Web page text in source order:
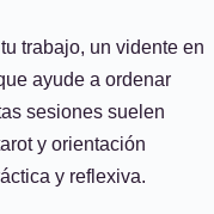
trabajo, un vidente en
ayude a ordenar
sesiones suelen
y orientación
y reflexiva.